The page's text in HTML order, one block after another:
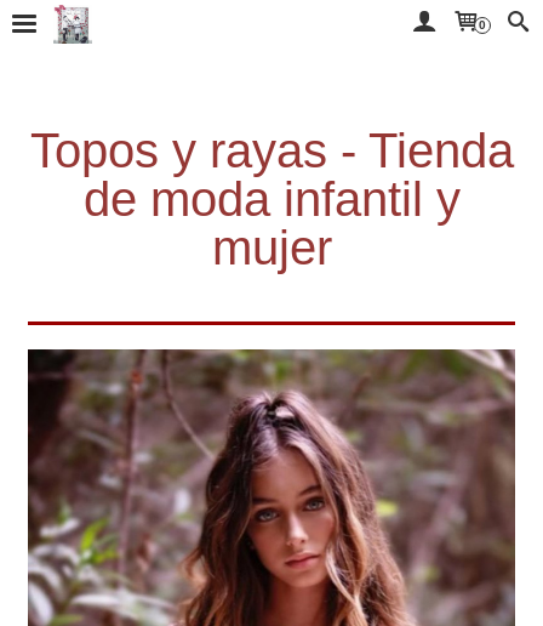
0
Topos y rayas - Tienda
de moda infantil y
mujer